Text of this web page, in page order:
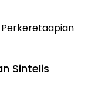
Perkeretaapian
Sintelis